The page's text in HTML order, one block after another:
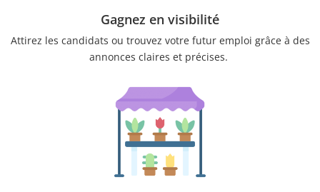
Gagnez en visibilité
Attirez les candidats ou trouvez votre futur emploi grâce à des
annonces claires et précises.